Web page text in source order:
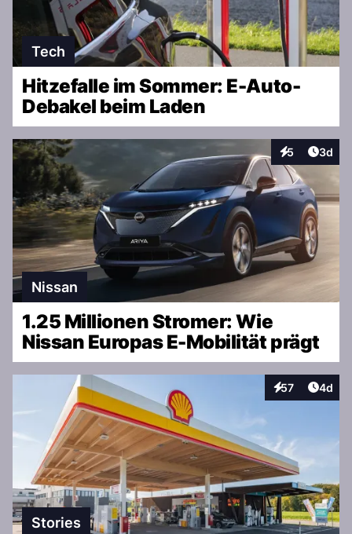
Tech
Hitzefalle im Sommer: E-Auto-
Debakel beim Laden
5
Interaktionen
3d
Nissan
1.25 Millionen Stromer: Wie
Nissan Europas E-Mobilität prägt
57
Interaktionen
4d
Stories